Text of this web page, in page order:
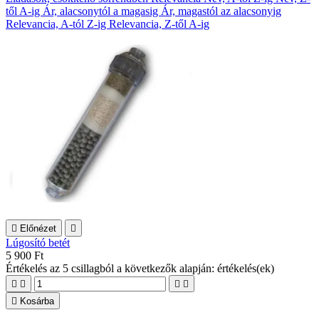
től A-ig Ár, alacsonytól a magasig Ár, magastól az alacsonyig
Relevancia, A-tól Z-ig Relevancia, Z-től A-ig
 Előnézet 
Lúgosító betét
5 900 Ft
Értékelés az 5 csillagból a következők alapján: értékelés(ek)
   
 Kosárba